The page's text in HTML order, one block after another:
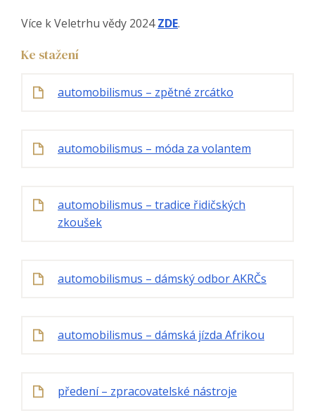
Více k Veletrhu vědy 2024ZDE.
Ke stažení
automobilismus – zpětné zrcátko
automobilismus – móda za volantem
automobilismus – tradice řidičských
zkoušek
automobilismus – dámský odbor AKRČs
automobilismus – dámská jízda Afrikou
předení – zpracovatelské nástroje